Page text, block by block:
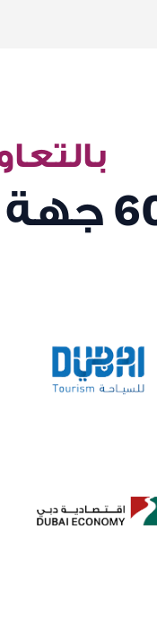
جهة